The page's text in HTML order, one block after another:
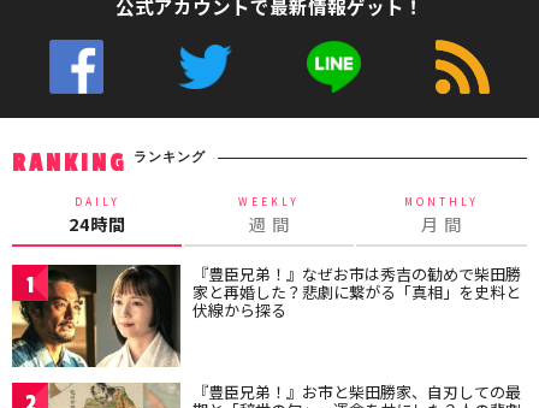
公式アカウントで最新情報ゲット！
RANKING ランキング
DAILY
24時間
WEEKLY
週 間
MONTHLY
月 間
1 『豊臣兄弟！』なぜお市は秀吉の勧めで柴田勝
家と再婚した？悲劇に繋がる「真相」を史料と
伏線から探る
『豊臣兄弟！』お市と柴田勝家、自刃しての最